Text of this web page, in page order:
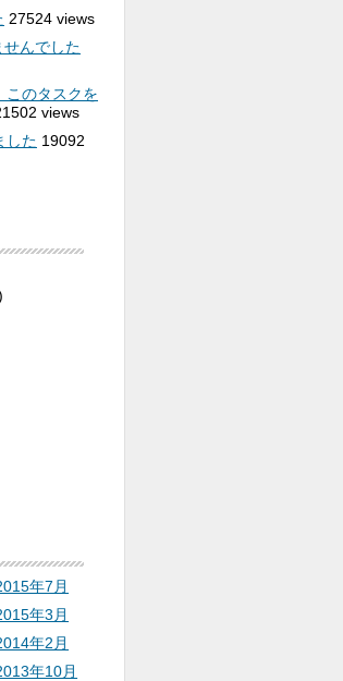
27524 views
んでした
このタスクを
views
した 19092
年7月
年3月
年2月
年10月